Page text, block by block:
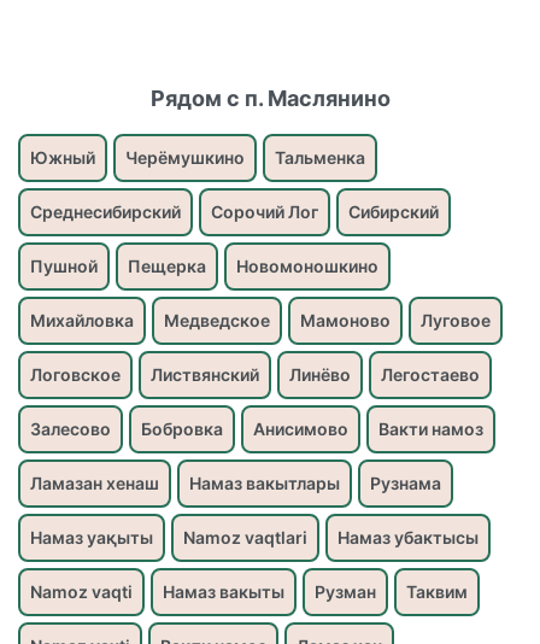
Рядом с п. Маслянино
Южный Черёмушкино Тальменка
Среднесибирский Сорочий Лог Сибирский
Пушной Пещерка Новомоношкино
Михайловка Медведское Мамоново Луговое
Логовское Листвянский Линёво Легостаево
Залесово Бобровка Анисимово Вакти намоз
Ламазан хенаш Намаз вакытлары Рузнама
Намаз уақыты Namoz vaqtlari Намаз убактысы
Namoz vaqti Намаз вакыты Рузман Таквим